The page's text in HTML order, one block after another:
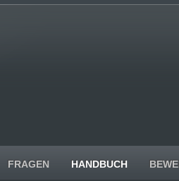
FRAGEN HANDBUCH